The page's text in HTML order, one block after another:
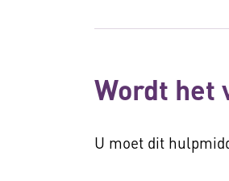
Wordt het
U moet dit